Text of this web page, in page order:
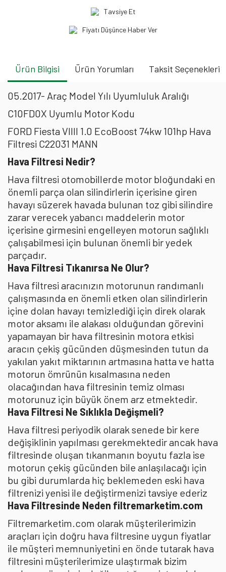
Tavsiye Et
Fiyatı Düşünce Haber Ver
Ürün Bilgisi Ürün Yorumları Taksit Seçenekleri
05.2017- Araç Model Yılı Uyumluluk Aralığı
C10FD0X Uyumlu Motor Kodu
FORD Fiesta VIIII 1.0 EcoBoost 74kw 101hp Hava
Filtresi C22031 MANN
Hava Filtresi Nedir?
Hava filtresi otomobillerde motor bloğundaki en
önemli parça olan silindirlerin içerisine giren
havayı süzerek havada bulunan toz gibi silindire
zarar verecek yabancı maddelerin motor
içerisine girmesini engelleyen motorun sağlıklı
çalışabilmesi için bulunan önemli bir yedek
parçadır.
Hava Filtresi Tıkanırsa Ne Olur?
Hava filtresi aracınızın motorunun randımanlı
çalışmasında en önemli etken olan silindirlerin
içine dolan havayı temizlediği için direk olarak
motor aksamı ile alakası olduğundan görevini
yapamayan bir hava filtresinin motora etkisi
aracın çekiş gücünden düşmesinden tutun da
yakılan yakıt miktarının artmasına hatta ve hatta
motorun ömrünün kısalmasına neden
olacağından hava filtresinin temiz olması
motorunuz için büyük önem arz etmektedir.
Hava Filtresi Ne Sıklıkla Değişmeli?
Hava filtresi periyodik olarak senede bir kere
değişiklinin yapılması gerekmektedir ancak hava
filtresinde oluşan tıkanmanın boyutu fazla ise
motorun çekiş gücünden bile anlaşılacağı için
bu gibi durumlarda hiç beklemeden eski hava
filtrenizi yenisi ile değiştirmenizi tavsiye ederiz
Hava Filtresinde Neden filtremarketim.com
Filtremarketim.com olarak müşterilerimizin
araçları için doğru hava filtresine uygun fiyatlar
ile müşteri memnuniyetini en önde tutarak hava
filtresini müşterilerimize ulaştırmak bizim